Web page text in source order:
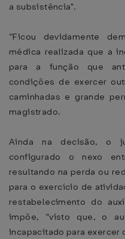
a subsistência".
“Ficou devidamente
médica realizada que a
para a função que
condições de exercer
caminhadas e grande
magistrado.
Ainda na decisão, o
configurado o nexo
resultando na perda ou
para o exercício de
restabelecimento do
impõe, “visto que, o
incapacitado para exercer